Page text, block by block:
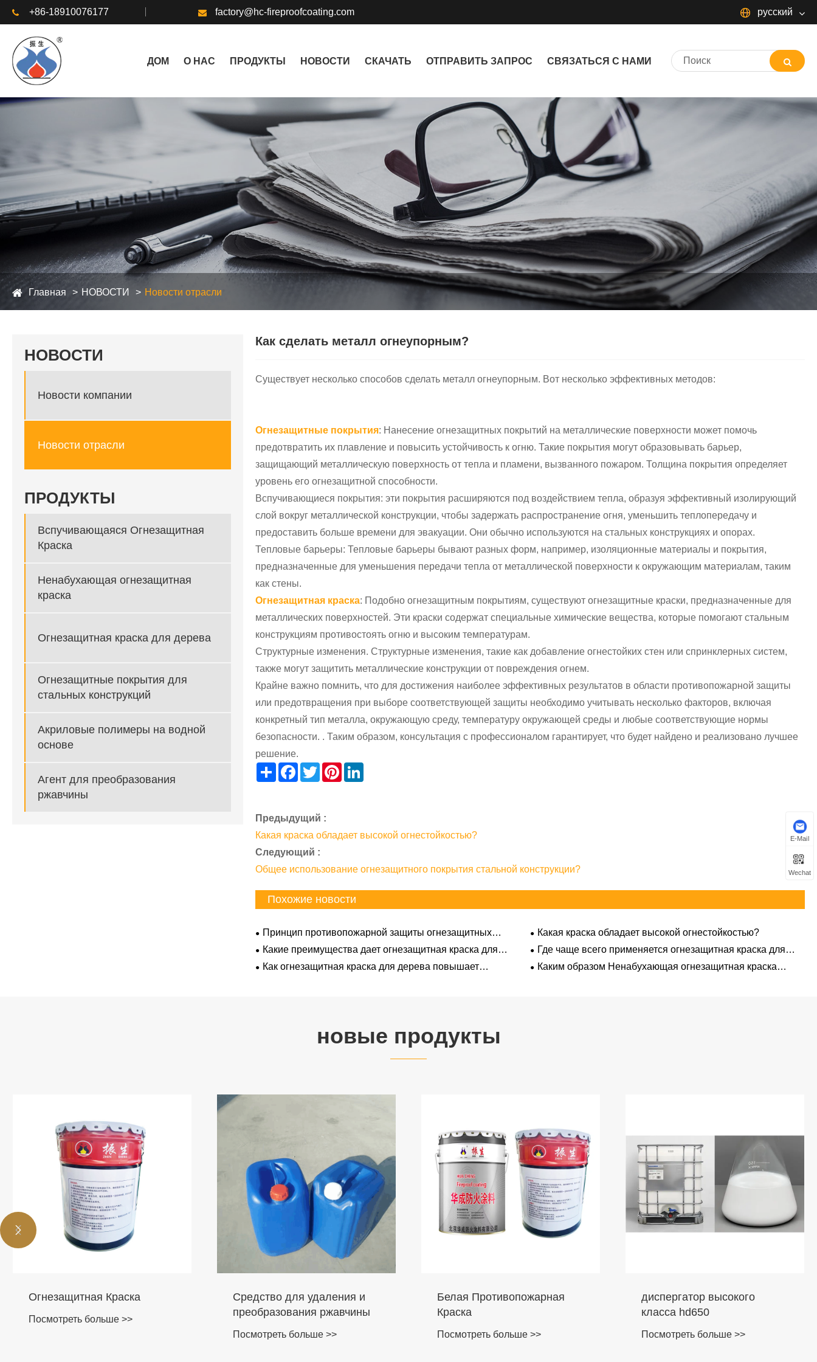
+86-18910076177 factory@hc-fireproofcoating.com русский
ДОМ О НАС ПРОДУКТЫ НОВОСТИ СКАЧАТЬ ОТПРАВИТЬ ЗАПРОС СВЯЗАТЬСЯ С НАМИ
Главная НОВОСТИ Новости отрасли
НОВОСТИ
Новости компании
Новости отрасли
ПРОДУКТЫ
Вспучивающаяся Огнезащитная
Краска
Ненабухающая огнезащитная
краска
Огнезащитная краска для дерева
Огнезащитные покрытия для
стальных конструкций
Акриловые полимеры на водной
основе
Агент для преобразования
ржавчины
Как сделать металл огнеупорным?
Существует несколько способов сделать металл огнеупорным. Вот несколько эффективных методов:
Огнезащитные покрытия: Нанесение огнезащитных покрытий на металлические поверхности может помочь
предотвратить их плавление и повысить устойчивость к огню. Такие покрытия могут образовывать барьер,
защищающий металлическую поверхность от тепла и пламени, вызванного пожаром. Толщина покрытия определяет
уровень его огнезащитной способности.
Вспучивающиеся покрытия: эти покрытия расширяются под воздействием тепла, образуя эффективный изолирующий
слой вокруг металлической конструкции, чтобы задержать распространение огня, уменьшить теплопередачу и
предоставить больше времени для эвакуации. Они обычно используются на стальных конструкциях и опорах.
Тепловые барьеры: Тепловые барьеры бывают разных форм, например, изоляционные материалы и покрытия,
предназначенные для уменьшения передачи тепла от металлической поверхности к окружающим материалам, таким
как стены.
Огнезащитная краска: Подобно огнезащитным покрытиям, существуют огнезащитные краски, предназначенные для
металлических поверхностей. Эти краски содержат специальные химические вещества, которые помогают стальным
конструкциям противостоять огню и высоким температурам.
Структурные изменения. Структурные изменения, такие как добавление огнестойких стен или спринклерных систем,
также могут защитить металлические конструкции от повреждения огнем.
Крайне важно помнить, что для достижения наиболее эффективных результатов в области противопожарной защиты
или предотвращения при выборе соответствующей защиты необходимо учитывать несколько факторов, включая
конкретный тип металла, окружающую среду, температуру окружающей среды и любые соответствующие нормы
безопасности. . Таким образом, консультация с профессионалом гарантирует, что будет найдено и реализовано лучшее
решение.
Share Facebook
TwitterPinterest
Предыдущий :
Какая краска обладает высокой огнестойкостью?
Следующий :
Общее использование огнезащитного покрытия стальной конструкции?
Похожие новости
Принцип противопожарной защиты огнезащитных
покрытий
Какая краска обладает высокой огнестойкостью?
Какие преимущества дает огнезащитная краска для
дерева в общественных зданиях
Где чаще всего применяется огнезащитная краска для
дерева в строительстве?
Как огнезащитная краска для дерева повышает
Каким образом Ненабухающая огнезащитная краска
новые продукты
Для Огнезащитная Краска
Посмотреть больше >>
Средство для удаления и
преобразования ржавчины
Посмотреть больше >>
Белая Противопожарная
Посмотреть больше >>
диспергатор
Посмотреть


E-Mail
Wechat